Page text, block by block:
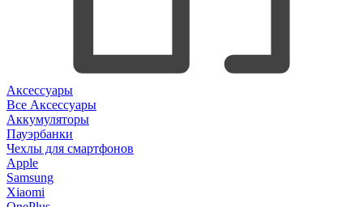
Аксессуары
Все Аксессуары
Аккумуляторы
Пауэрбанки
Чехлы для смартфонов
Apple
Samsung
Xiaomi